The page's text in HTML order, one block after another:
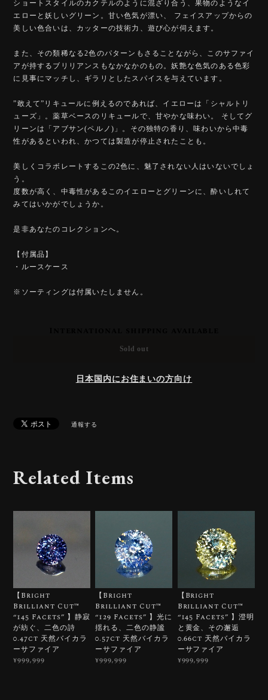
ショートスタイルのカクテルのように混ざり合う、果物のようなイ
エローと妖しいグリーン。甘い色気が漂い、 フェイスアップからの
美しい色合いは、カッターの技術力、遊び心が伺えます。
また、その類稀なる2色のパターンもさることながら、このサファイ
アが持するブリリアンスもなかなかのもの。妖艶な色気のある色彩
に見事にマッチし、ギラリとしたスパイスを与えています。
”敢えて”リキュールに例えるのであれば、イエローは「シャルトリ
ューズ」。薬草ベースのリキュールで、甘やかな味わい。 そしてグ
リーンは「アブサン(ペルノ)」。その独特の香り、味わいから中毒
性があるといわれ、かつては製造が停止されたことも。
美しくコラボレートするこの2色に、魅了されない人はいないでしょ
う。
度数が高く、中毒性があるこのイエローとグリーンに、酔いしれて
みてはいかがでしょうか。
是非あなたのコレクションへ。
【付属品】
・ルースケース
※ソーティングは付属いたしません。
Sold out
日本国内にお住まいの方向け
通報する
Related Items
【Bright
Brilliant Cut™️
“145 Facets” 】静寂
が紡ぐ、二色の詩
0.47ct 天然バイカラ
ーサファイア
¥999,999
【Bright
Brilliant Cut™️
“129 Facets” 】光に
揺れる、二色の静謐
0.57ct 天然バイカラ
ーサファイア
¥999,999
【Bright
Brilliant Cut™️
“145 Facets” 】澄明
と黄金、その邂逅
0.66ct 天然バイカラ
ーサファイア
¥999,999